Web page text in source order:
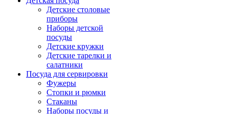
Детские столовые
приборы
Наборы детской
посуды
Детские кружки
Детские тарелки и
салатники
Посуда для сервировки
Фужеры
Стопки и рюмки
Стаканы
Наборы посуды и